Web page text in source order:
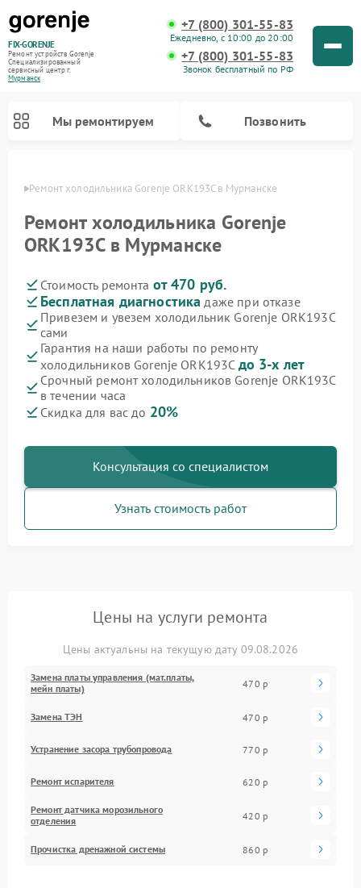
FIX-GORENJE
Ремонт устройств Gorenje
Специализированный
cервисный центр г.
Мурманск
+7 (800) 301-55-83
Ежедневно, с 10:00 до 20:00
+7 (800) 301-55-83
Звонок бесплатный по РФ
Мы ремонтируем Позвонить
Ремонт холодильника Gorenje ORK193C в Мурманске
Ремонт холодильника Gorenje
ORK193C в Мурманске
Стоимость ремонта от 470 руб.
Бесплатная диагностика даже при отказе
Привезем и увезем холодильник Gorenje ORK193C
сами
Гарантия на наши работы по ремонту
холодильников Gorenje ORK193C до 3-х лет
Срочный ремонт холодильников Gorenje ORK193C
в течении часа
Скидка для вас до 20%
Консультация со специалистом
Узнать стоимость работ
Цены на услуги ремонта
Цены актуальны на текущую дату 09.08.2026
Замена платы управления (мат.платы,
мейн платы)
470 р
Замена ТЭН 470 р
Устранение засора трубопровода 770 р
Ремонт испарителя 620 р
Ремонт датчика морозильного
отделения
420 р
Прочистка дренажной системы 860 р